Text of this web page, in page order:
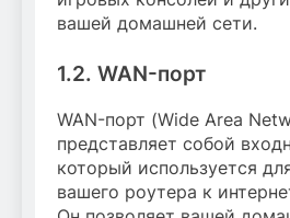
вашей домашней сети.
1.2. WAN-порт
WAN-порт (Wide Area
представляет собой
который используется
вашего роутера к